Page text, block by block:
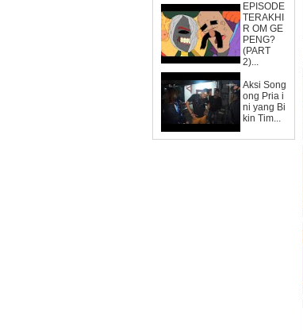
EPISODE
TERAKHI
R OM GE
PENG?
(PART
2)...
Aksi Song
ong Pria i
ni yang Bi
kin Tim...